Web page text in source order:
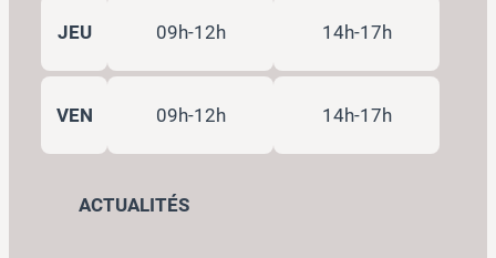
JEU 09h-12h 14h-17h
VEN 09h-12h 14h-17h
ACTUALITÉS